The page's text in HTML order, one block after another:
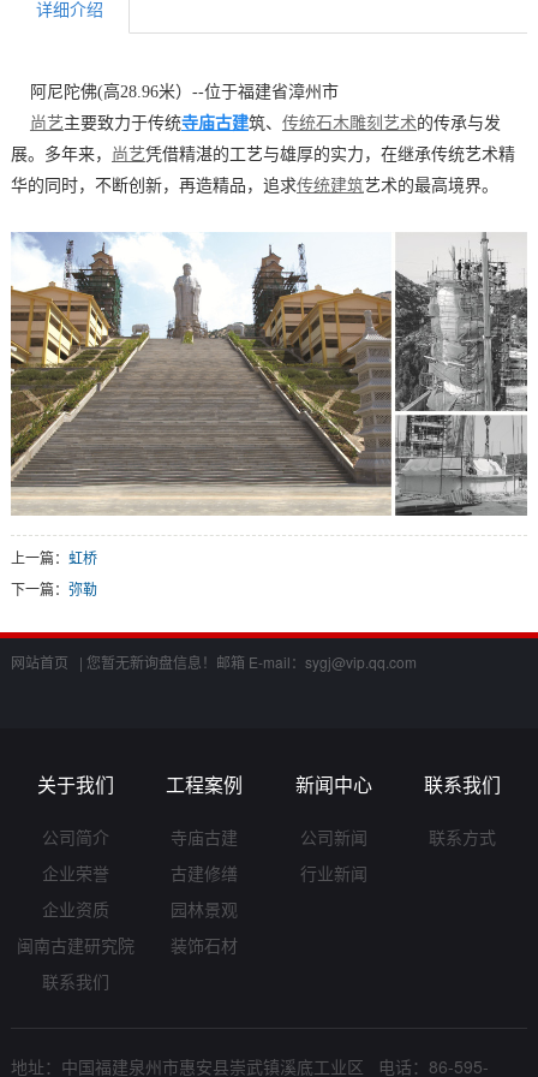
详细介绍
阿尼陀佛(高28.96米）--位于福建省漳州市
尚艺主要致力于传统寺庙古建筑、 传统石木雕刻艺术的传承与发
展。多年来， 尚艺凭借精湛的工艺与雄厚的实力，在继承传统艺术精
华的同时，不断创新，再造精品，追求传统建筑艺术的最高境界。
上一篇： 虹桥
下一篇： 弥勒
网站首页 | 您暂无新询盘信息！ 邮箱 E-mail： sygj@vip.qq.com
关于我们
公司简介
企业荣誉
企业资质
闽南古建研究院
联系我们
工程案例
寺庙古建
古建修缮
园林景观
装饰石材
新闻中心
公司新闻
行业新闻
联系我们
联系方式
地址：中国福建泉州市惠安县崇武镇溪底工业区 电话：86-595-